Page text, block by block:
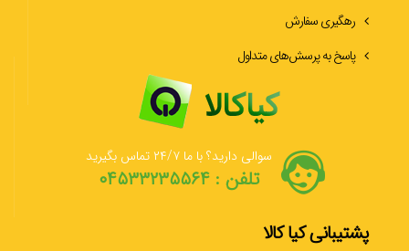
رهگیری سفارش
پاسخ به پرسش‌های متداول
سوالی دارید؟ با ما ۲۴/۷ تماس بگیرید
تلفن : ۰۴۵۳۳۲۳۵۵۶۴
پشتیبانی کیا کالا